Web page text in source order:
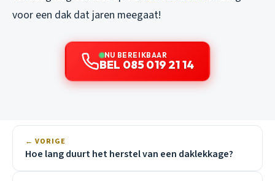
voor een dak dat jaren meegaat!
NU BEREIKBAAR
BEL 085 019 21 14
← VORIGE
Hoe lang duurt het herstel van een daklekkage?